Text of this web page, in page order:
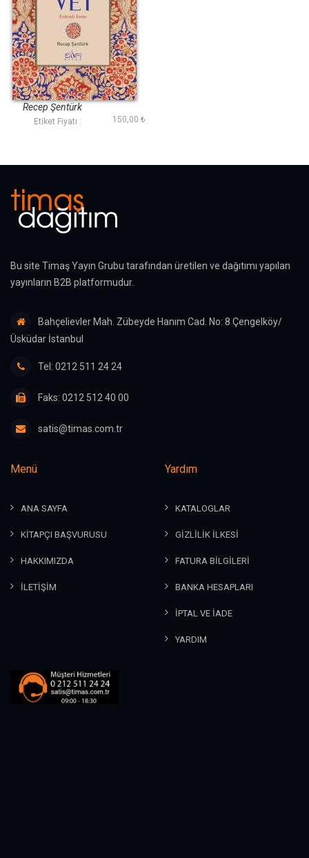
Fütüvvet
Recep Şentürk
Etiket Fiyatı : 150,00 ₺
Bu site Timaş Yayın Grubu tarafından üretilen ve dağıtımı yapılan
yayınların B2B platformudur.
Bahçelievler Mah. Zübeyde Hanım Cad. No: 8 Çengelköy/
Üsküdar İstanbul
Tel: 0212 511 24 24
Faks: 0212 512 40 00
satis@timas.com.tr
Menü
ANA SAYFA
KİTAPÇI BAŞVURUSU
HAKKIMIZDA
İLETİŞİM
Yardım
KATALOGLAR
GİZLİLİK İLKESİ
FATURA BİLGİLERİ
BANKA HESAPLARI
İPTAL VE İADE
YARDIM